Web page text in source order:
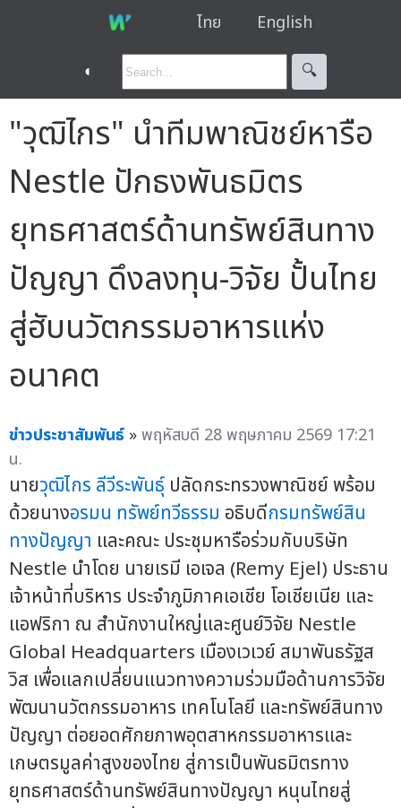
ไทย English
◐ 🔍︎
"วุฒิไกร" นำทีมพาณิชย์หารือ
Nestle ปักธงพันธมิตร
ยุทธศาสตร์ด้านทรัพย์สินทาง
ปัญญา ดึงลงทุน-วิจัย ปั้นไทย
สู่ฮับนวัตกรรมอาหารแห่ง
อนาคต
ข่าวประชาสัมพันธ์ »พฤหัสบดี 28 พฤษภาคม 2569 17:21
น.
นายวุฒิไกร ลีวีระพันธุ์ ปลัดกระทรวงพาณิชย์ พร้อม
ด้วยนางอรมน ทรัพย์ทวีธรรม อธิบดีกรมทรัพย์สิน
ทางปัญญา และคณะ ประชุมหารือร่วมกับบริษัท
Nestle นำโดย นายเรมี เอเจล (Remy Ejel) ประธาน
เจ้าหน้าที่บริหาร ประจำภูมิภาคเอเชีย โอเชียเนีย และ
แอฟริกา ณ สำนักงานใหญ่และศูนย์วิจัย Nestle
Global Headquarters เมืองเวเวย์ สมาพันธรัฐส
วิส เพื่อแลกเปลี่ยนแนวทางความร่วมมือด้านการวิจัย
พัฒนานวัตกรรมอาหาร เทคโนโลยี และทรัพย์สินทาง
ปัญญา ต่อยอดศักยภาพอุตสาหกรรมอาหารและ
เกษตรมูลค่าสูงของไทย สู่การเป็นพันธมิตรทาง
ยุทธศาสตร์ด้านทรัพย์สินทางปัญญา หนุนไทยสู่